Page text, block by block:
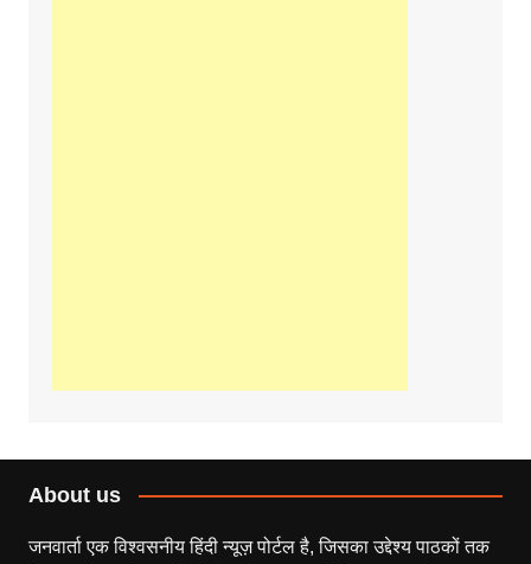
About us
जनवार्ता एक विश्वसनीय हिंदी न्यूज़ पोर्टल है, जिसका उद्देश्य पाठकों तक